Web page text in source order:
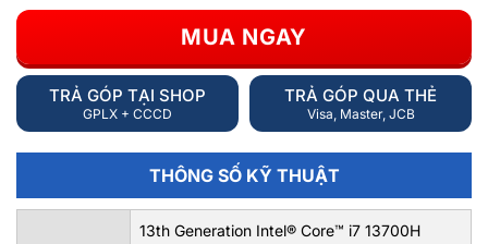
MUA NGAY
TRẢ GÓP TẠI SHOP
GPLX + CCCD
TRẢ GÓP QUA THẺ
Visa, Master, JCB
THÔNG SỐ KỸ THUẬT
13th Generation Intel® Core™ i7 13700H